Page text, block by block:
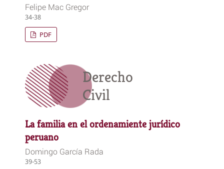
Felipe Mac Gregor
34-38
PDF
Derecho
Civil
La familia en el ordenamiente jurídico
peruano
Domingo García Rada
39-53